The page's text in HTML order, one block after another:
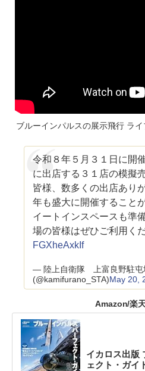
ブルーインパルスの展示飛行 ラ
令和８年５月３１日に開
に出店する３１店の模擬
皆様、数多くの出店あり
年も盛大に開催すること
イートインスペースも準
場の皆様はぜひご利用く
FGXheAxkIf
— 陸上自衛隊 上富良野駐屯
(@kamifurano_STA)May 20,
Amazon/楽
イカロス出版
ェクト・ガイ